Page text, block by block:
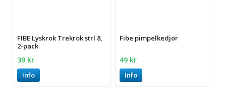
FIBE Lyskrok Trekrok strl 8,
2-pack
39 kr
Info
Fibe pimpelkedjor
49 kr
Info